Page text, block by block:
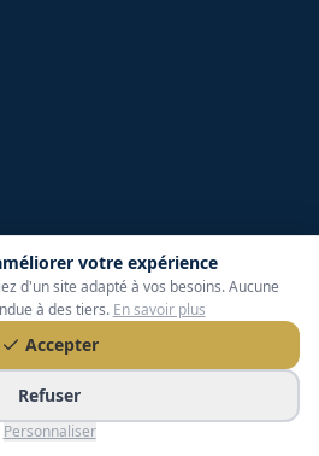
votre expérience
d'un site adapté à vos besoins. Aucune
à des tiers. En savoir plus
Accepter
Refuser
Personnaliser
- SARL au capital de 15 000 €